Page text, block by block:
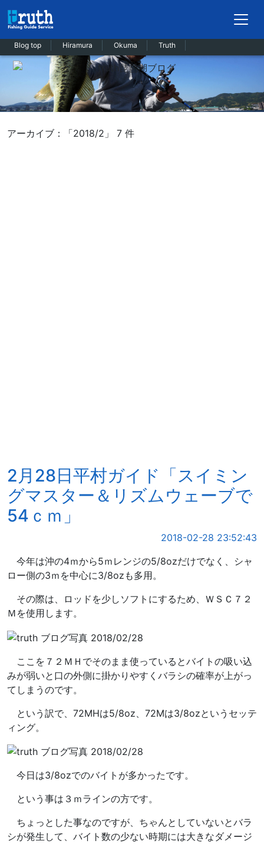
Blog top Hiramura Okuma Truth
アーカイブ：「2018/2」 7 件
2月28日平村ガイド「スイミン
グマスター＆リズムウェーブで
54ｃｍ」
2018-02-28 23:52:43
今年は沖の4ｍから5ｍレンジの5/8ozだけでなく、シャ
ロー側の3ｍを中心に3/8ozも多用。
その際は、ロッドを少しソフトにするため、ＷＳＣ７２
Ｍを使用します。
ここを７２ＭＨでそのまま使っているとバイトの吸い込
みが弱いと口の外側に掛かりやすくバラシの確率が上がっ
てしまうのです。
という訳で、72MHは5/8oz、72Mは3/8ozというセッテ
ィング。
今日は3/8ozでのバイトが多かったです。
という事は３ｍラインの方です。
ちょっとした事なのですが、ちゃんとしていないとバラ
シが発生して、バイト数の少ない時期には大きなダメージ